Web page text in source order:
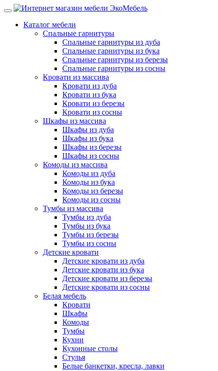
Каталог мебели
Спальные гарнитуры
Спальные гарнитуры из дуба
Спальные гарнитуры из бука
Спальные гарнитуры из березы
Спальные гарнитуры из сосны
Кровати из массива
Кровати из дуба
Кровати из бука
Кровати из березы
Кровати из сосны
Шкафы из массива
Шкафы из дуба
Шкафы из бука
Шкафы из березы
Шкафы из сосны
Комоды из массива
Комоды из дуба
Комоды из бука
Комоды из березы
Комоды из сосны
Тумбы из массива
Тумбы из дуба
Тумбы из бука
Тумбы из березы
Тумбы из сосны
Детские кровати
Детские кровати из дуба
Детские кровати из бука
Детские кровати из березы
Детские кровати из сосны
Белая мебель
Кровати
Шкафы
Комоды
Тумбы
Кухни
Кухонные столы
Стулья
Белые банкетки, кресла, лавки